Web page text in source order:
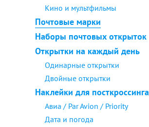
Кино и мультфильмы
Почтовые марки
Наборы почтовых открыток
Открытки на каждый день
Одинарные открытки
Двойные открытки
Наклейки для посткроссинга
Авиа / Par Avion / Priority
Дата и погода